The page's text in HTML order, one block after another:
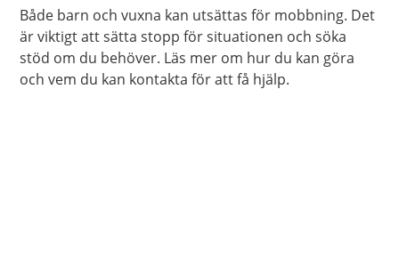
Både barn och vuxna kan utsättas för mobbning. Det
är viktigt att sätta stopp för situationen och söka
stöd om du behöver. Läs mer om hur du kan göra
och vem du kan kontakta för att få hjälp.